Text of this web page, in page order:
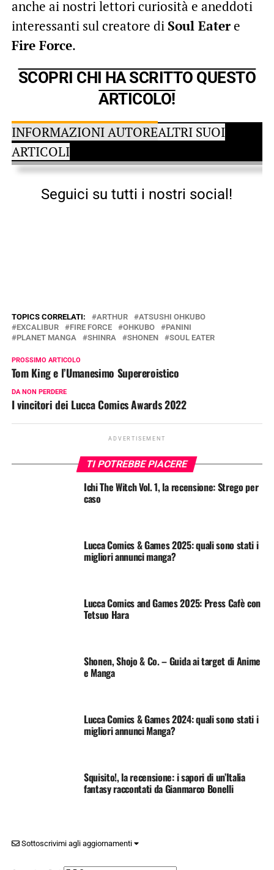
anche ai nostri lettori curiosità e aneddoti
interessanti sul creatore di Soul Eatere
Fire Force.
SCOPRI CHI HA SCRITTO QUESTO
ARTICOLO!
INFORMAZIONI AUTOREALTRI SUOI
ARTICOLI
Seguici su tutti i nostri social!
TOPICS CORRELATI: ARTHUR
ATSUSHI OHKUBO
EXCALIBUR
FIRE FORCE OHKUBO
PANINI
PLANET MANGA
SHINRA SHONEN SOUL EATER
PROSSIMO ARTICOLO
Tom King e l’Umanesimo Supereroistico
DA NON PERDERE
I vincitori dei Lucca Comics Awards 2022
ADVERTISEMENT
TI POTREBBE PIACERE
Ichi The Witch Vol. 1, la recensione: Strego per
caso
Lucca Comics & Games 2025: quali sono stati i
migliori annunci manga?
Lucca Comics and Games 2025: Press Cafè con
Tetsuo Hara
Shonen, Shojo & Co. – Guida ai target di Anime
e Manga
Lucca Comics & Games 2024: quali sono stati i
migliori annunci Manga?
Squisito!, la recensione: i sapori di un’Italia
fantasy raccontati da Gianmarco Bonelli
Sottoscrivimi agli aggiornamenti